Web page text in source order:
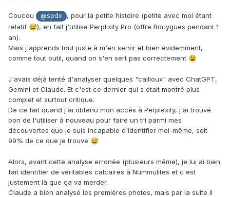
Coucou @spdx
, pour la petite histoire (petite avec moi étant
relatif 😅), en fait j'utilise Perplixity Pro (offre Bouygues pendant 1
an).
Mais j'apprends tout juste à m'en servir et bien évidemment,
comme tout outil, quand on s'en sert pas correctement 😩
J'avais déjà tenté d'analyser quelques "cailloux" avec ChatGPT,
Gemini et Claude. Et c'est ce dernier qui s'était montré plus
complet et surtout critique.
De ce fait quand j'ai obtenu mon accès à Perplexity, j'ai trouvé
bon de l'utiliser à nouveau pour faire un tri parmi mes
découvertes que je suis incapable d'identifier moi-même, soit
99% de ce que je trouve 😅
Alors, avant cette analyse erronée (plusieurs même), je lui ai bien
fait identifier de véritables calcaires à Nummulites et c'est
justement là que ça va merder.
Claude a bien analysé les premières photos, mais par la suite il